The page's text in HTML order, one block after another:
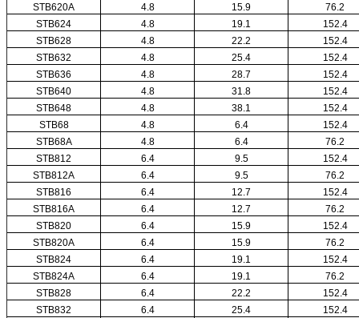
STB620A
4.8 15.9
76.2
STB624
4.8 19.1
152.4
STB628
4.8 22.2
152.4
STB632
4.8 25.4
152.4
STB636
4.8 28.7
152.4
STB640
4.8 31.8
152.4
STB648
4.8 38.1
152.4
STB68
4.8 6.4
152.4
STB68A
4.8 6.4
76.2
STB812
6.4 9.5
152.4
STB812A
6.4 9.5
76.2
STB816
6.4 12.7
152.4
STB816A
6.4 12.7
76.2
STB820
6.4 15.9
152.4
STB820A
6.4 15.9
76.2
STB824
6.4 19.1
152.4
STB824A
6.4 19.1
76.2
STB828
6.4 22.2
152.4
STB832
6.4 25.4
152.4